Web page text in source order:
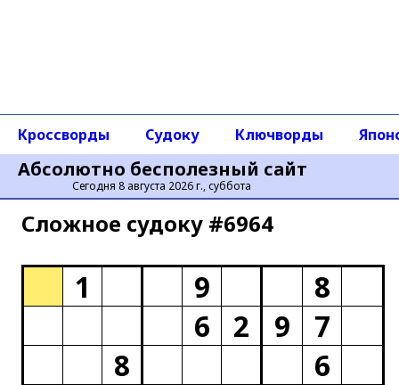
Абсолютно бесполезный сайт
Сегодня 8 августа 2026 г., суббота
Кроссворды Судоку Ключворды
Сложное cудоку #6964
1 9
8
6
2 9
7
8
6